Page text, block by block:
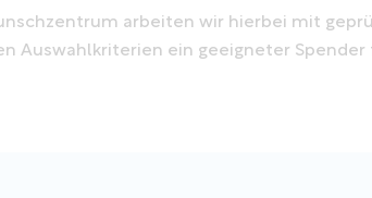
arbeiten wir hierbei mit
Auswahlkriterien ein geeigneter Spender